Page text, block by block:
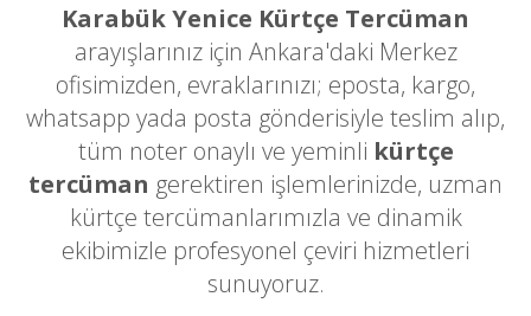
Karabük Yenice Kürtçe Tercüman
arayışlarınız için Ankara'daki Merkez
ofisimizden, evraklarınızı; eposta, kargo,
whatsapp yada posta gönderisiyle teslim alıp,
tüm noter onaylı ve yeminli kürtçe
tercüman gerektiren işlemlerinizde, uzman
kürtçe tercümanlarımızla ve dinamik
ekibimizle profesyonel çeviri hizmetleri
sunuyoruz.